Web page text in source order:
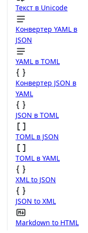
Текст в Unicode
Конвертер YAML в
JSON
YAML в TOML
Конвертер JSON в
YAML
JSON в TOML
TOML в JSON
TOML в YAML
XML to JSON
JSON to XML
Markdown to HTML